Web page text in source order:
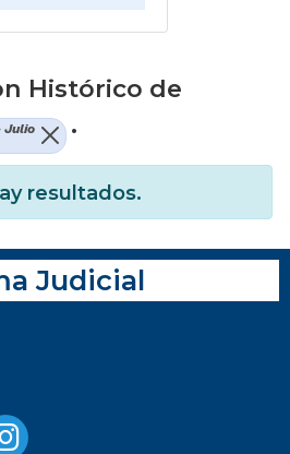
ventana)
Histórico de
Julio .
resultados.
Judicial